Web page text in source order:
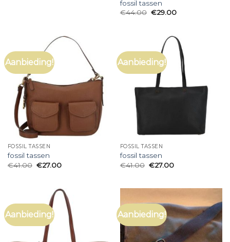
fossil tassen
€44.00 €29.00
Aanbieding!
FOSSIL TASSEN
fossil tassen
€41.00 €27.00
Aanbieding!
FOSSIL TASSEN
fossil tassen
€41.00 €27.00
Aanbieding! Aanbieding!